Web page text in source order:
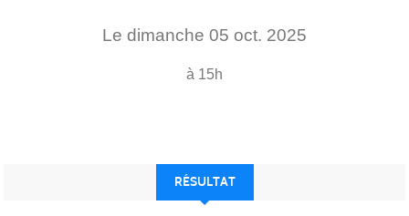
Le dimanche 05 oct. 2025
à 15h
RÉSULTAT